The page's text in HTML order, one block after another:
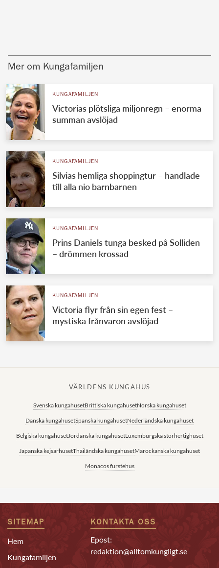
Mer om Kungafamiljen
KUNGAFAMILJEN
Victorias plötsliga miljonregn – enorma
summan avslöjad
KUNGAFAMILJEN
Silvias hemliga shoppingtur – handlade
till alla nio barnbarnen
KUNGAFAMILJEN
Prins Daniels tunga besked på Solliden
– drömmen krossad
KUNGAFAMILJEN
Victoria flyr från sin egen fest –
mystiska frånvaron avslöjad
VÄRLDENS KUNGAHUS
Svenska kungahusetBrittiska kungahusetNorska kungahuset
Danska kungahusetSpanska kungahusetNederländska kungahuset
Belgiska kungahusetJordanska kungahusetLuxemburgska storhertighuset
Japanska kejsarhusetThailändska kungahusetMarockanska kungahuset
Monacos furstehus
SITEMAP
Hem
Kungafamiljen
KONTAKTA OSS
Epost:
redaktion@alltomkungligt.se